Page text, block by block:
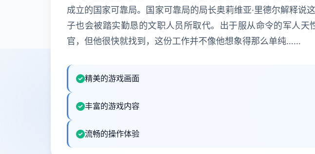
成立的国家可靠局。国家可靠局的局长奥莉维亚·里德尔解释
子也会被踏实勤恳的文职人员所取代。出于服从命令的军人
官，但他很快就找到，这份工作并不像他想象得那么单纯……
精美的游戏画面
丰富的游戏内容
流畅的操作体验